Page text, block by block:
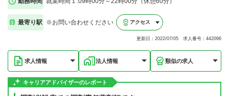
最寄り駅 ※お問い合わせください アクセス
更新日：2022/07/05 求人番号：442096
求人情報 法人情報 類似の求人
キャリアアドバイザーのレポート